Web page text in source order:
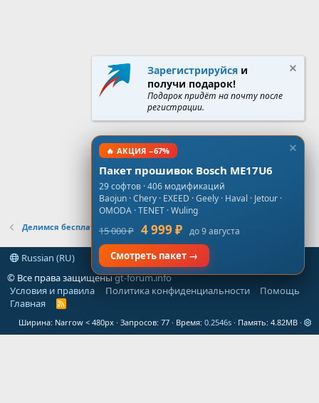
Делимся бесплатными проверенными прошивками
Russian (RU)
© Все права защищеныgt-forum.info
Условия и правила
Политика конфиденциальности
Помощь
Главная
R
S
Ширина Запросов 77 Время 0.2546s Память 4.82MB
Зарегистрируйся и
получи подарок!
Подарок придёт на почту после
регистрации.
🔥 АКЦИЯ −67%
Пакет прошивок Bosch ME17U6
29 софтов · 406 модификаций
Baojun · Chery · EXEED · Geely · Haval · Jetour ·
OMODA · TENET · Wuling
15 000 ₽ 4 999 ₽ до 9 августа
Смотреть пакет →